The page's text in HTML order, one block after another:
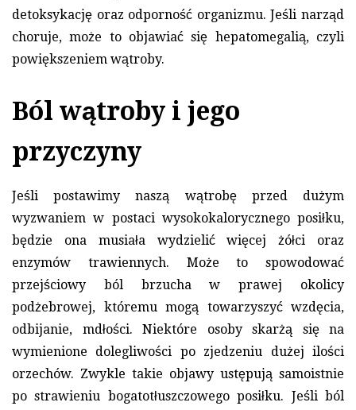
detoksykację oraz odporność organizmu. Jeśli narząd
choruje, może to objawiać się hepatomegalią, czyli
powiększeniem wątroby.
Ból wątroby i jego
przyczyny
Jeśli postawimy naszą wątrobę przed dużym
wyzwaniem w postaci wysokokalorycznego posiłku,
będzie ona musiała wydzielić więcej żółci oraz
enzymów trawiennych. Może to spowodować
przejściowy ból brzucha w prawej okolicy
podżebrowej, któremu mogą towarzyszyć wzdęcia,
odbijanie, mdłości. Niektóre osoby skarżą się na
wymienione dolegliwości po zjedzeniu dużej ilości
orzechów. Zwykle takie objawy ustępują samoistnie
po strawieniu bogatotłuszczowego posiłku. Jeśli ból